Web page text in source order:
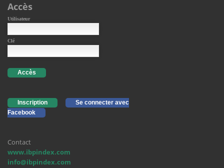
Accès
Utilisateur
Clé
Accès
Inscription
Se connecter avec
Facebook
Contact
www.ibpindex.com
info@ibpindex.com